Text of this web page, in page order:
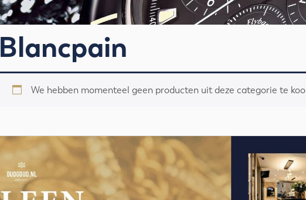
Blancpain
We hebben momenteel geen producten uit deze categorie te